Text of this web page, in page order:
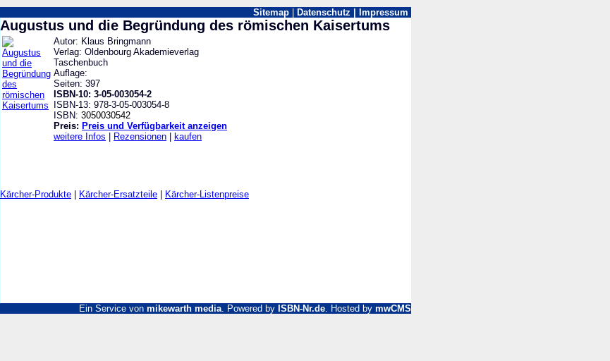
Sitemap Datenschutz
Impressum
Augustus und die Begründung des römischen Kaisertums
Autor: Klaus Bringmann
Verlag: Oldenbourg Akademieverlag
Taschenbuch
Auflage:
Seiten: 397
ISBN-10: 3-05-003054-2
ISBN-13: 978-3-05-003054-8
ISBN: 3050030542
Preis: Preis und Verfügbarkeit anzeigen
weitere Infos
Rezensionen kaufen
Kärcher-Produkte Kärcher-Ersatzteile Kärcher-Listenpreise
Ein Service von mikewarth media. Powered by ISBN-Nr.de. Hosted by mwCMS